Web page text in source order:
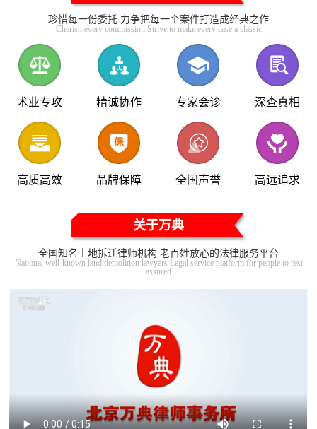
珍惜每一份委托 力争把每一个案件打造成经典之作
Cherish every commission Strive to make every case a classic
术业专攻 精诚协作 专家会诊 深查真相
高质高效 品牌保障 全国声誉 高远追求
关于万典
全国知名土地拆迁律师机构 老百姓放心的法律服务平台
National well-known land demolition lawyers Legal service platform for people to rest
assured